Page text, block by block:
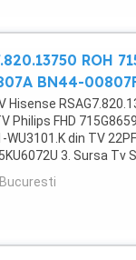
ROH
BN44-
Hisense
Philips FHD
WU3101.K din TV
3. Sursa Tv
4. Sursa Tv